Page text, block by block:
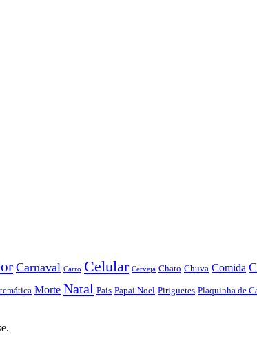
Carnaval Carro Celular Cerveja Chato Chuva Comida
Morte Natal Pais Papai Noel Piriguetes Plaquinha de